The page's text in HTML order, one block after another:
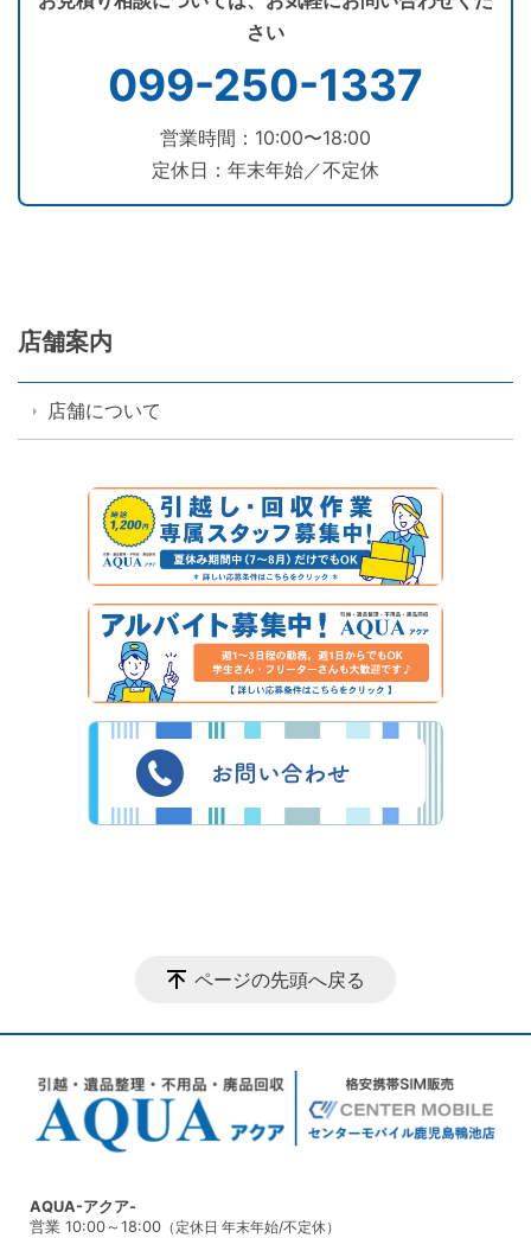
さい
099-250-1337
営業時間：10:00〜18:00
定休日：年末年始／不定休
店舗案内
店舗について
ページの先頭へ戻る
AQUA-アクア-
営業 10:00～18:00 （定休日 年末年始/不定休）